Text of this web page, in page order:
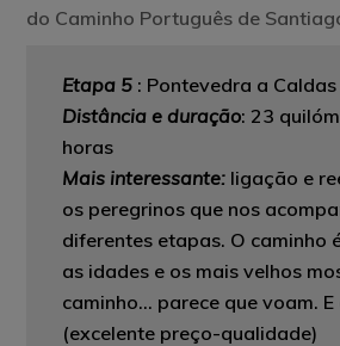
do Caminho Português de
Etapa 5 : Pontevedra a Caldas
Distância e duração: 23
horas
Mais interessante: ligação e
os peregrinos que nos
diferentes etapas. O caminho
as idades e os mais velhos
caminho… parece que voam.
(excelente preço-qualidade)